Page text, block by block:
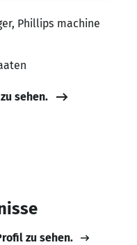
Phillips machine
sehen.
zu sehen.